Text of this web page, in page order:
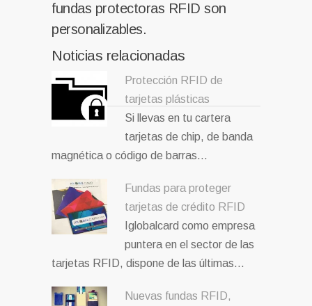
fundas protectoras RFID son
personalizables.
Noticias relacionadas
Protección RFID de
tarjetas plásticas
Si llevas en tu cartera
tarjetas de chip, de banda
magnética o código de barras…
Fundas para proteger
tarjetas de crédito RFID
Iglobalcard como empresa
puntera en el sector de las
tarjetas RFID, dispone de las últimas…
Nuevas fundas RFID,